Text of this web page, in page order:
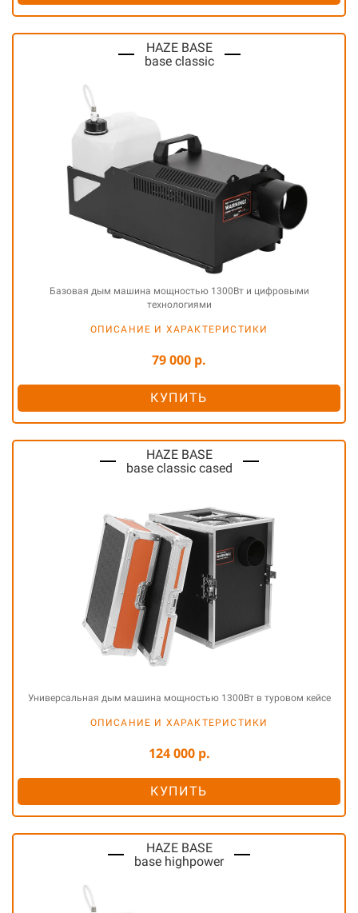
HAZE BASE
base classic
Базовая дым машина мощностью 1300Вт и цифровыми
технологиями
ОПИСАНИЕ И ХАРАКТЕРИСТИКИ
79 000 р.
КУПИТЬ
HAZE BASE
base classic cased
Универсальная дым машина мощностью 1300Вт в туровом кейсе
ОПИСАНИЕ И ХАРАКТЕРИСТИКИ
124 000 р.
КУПИТЬ
HAZE BASE
base highpower